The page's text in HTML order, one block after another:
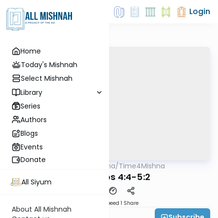
Home
Today's Mishnah
Select Mishnah
Library
Series
Authors
Blogs
Events
Donate
All Siyum
About All Mishnah
Login
AllMishna/Time4Mishna
Menachos 4:4-5:2
Speed 1 Share